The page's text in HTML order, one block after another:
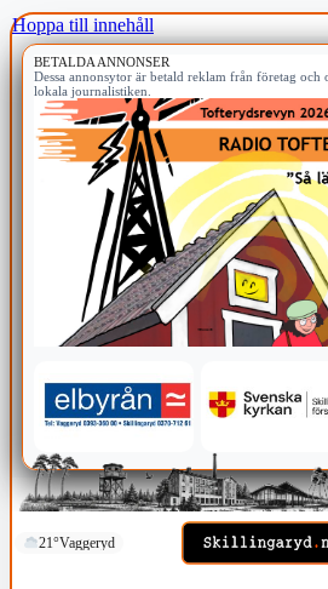
Hoppa till innehåll
BETALDA ANNONSER
Dessa annonsytor är betald reklam från företag och
lokala journalistiken.
21°Vaggeryd